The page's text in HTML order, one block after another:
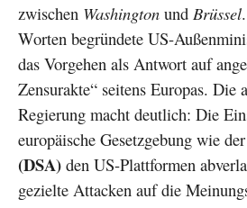
zwischen Washington und Brüssel
Worten begründete US-
das Vorgehen als Antwort auf
Zensurakte“ seitens Europas. Die
Regierung macht deutlich: Die
europäische Gesetzgebung wie der
(DSA) den US-Plattformen
gezielte Attacken auf die